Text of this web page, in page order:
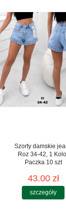
Szorty damskie
Roz 34-42, 1
Paczka 10 szt
43.00 zł
szczegóły